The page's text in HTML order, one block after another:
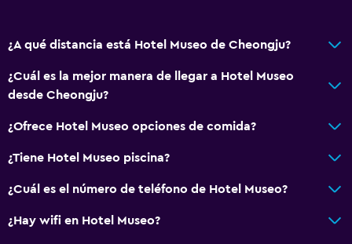
¿A qué distancia está Hotel Museo de Cheongju?
¿Cuál es la mejor manera de llegar a Hotel Museo
desde Cheongju?
¿Ofrece Hotel Museo opciones de comida?
¿Tiene Hotel Museo piscina?
¿Cuál es el número de teléfono de Hotel Museo?
¿Hay wifi en Hotel Museo?